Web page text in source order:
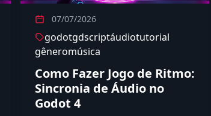
07/07/2026
godotgdscriptáudiotutorial
gêneromúsica
Como Fazer Jogo de Ritmo:
Sincronia de Áudio no
Godot 4